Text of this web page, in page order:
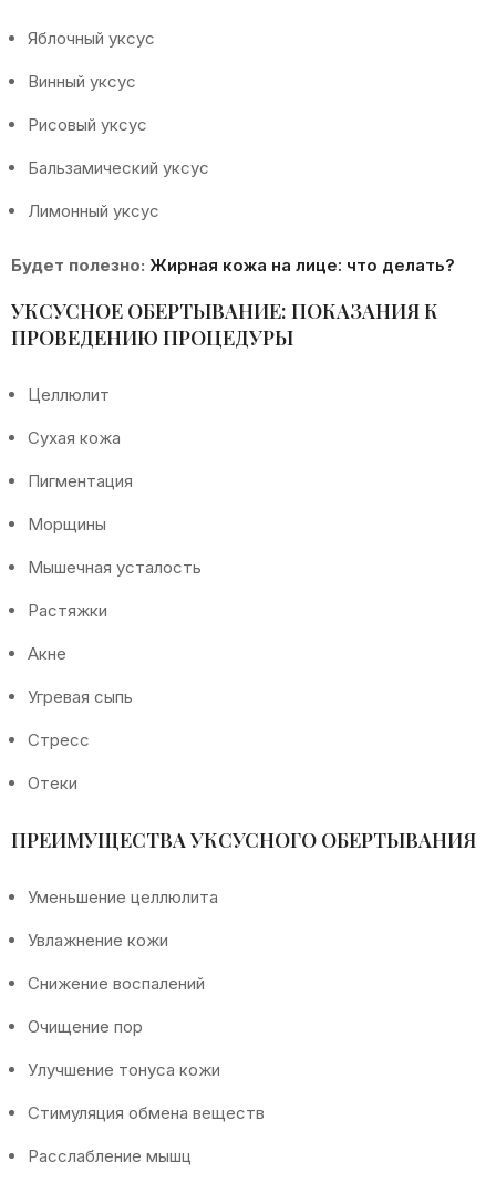
Яблочный уксус
Винный уксус
Рисовый уксус
Бальзамический уксус
Лимонный уксус
Будет полезно: Жирная кожа на лице: что делать?
УКСУСНОЕ ОБЕРТЫВАНИЕ: ПОКАЗАНИЯ К
ПРОВЕДЕНИЮ ПРОЦЕДУРЫ
Целлюлит
Сухая кожа
Пигментация
Морщины
Мышечная усталость
Растяжки
Акне
Угревая сыпь
Стресс
Отеки
ПРЕИМУЩЕСТВА УКСУСНОГО ОБЕРТЫВАНИЯ
Уменьшение целлюлита
Увлажнение кожи
Снижение воспалений
Очищение пор
Улучшение тонуса кожи
Стимуляция обмена веществ
Расслабление мышц